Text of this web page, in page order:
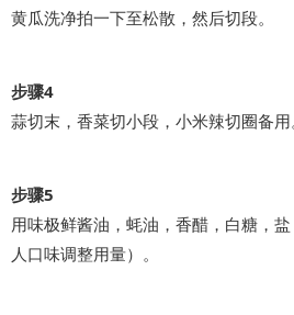
黄瓜洗净拍一下至松散，然后切段。
步骤4
蒜切末，香菜切小段，小米辣切圈备用
步骤5
用味极鲜酱油，蚝油，香醋，白糖，
人口味调整用量）。